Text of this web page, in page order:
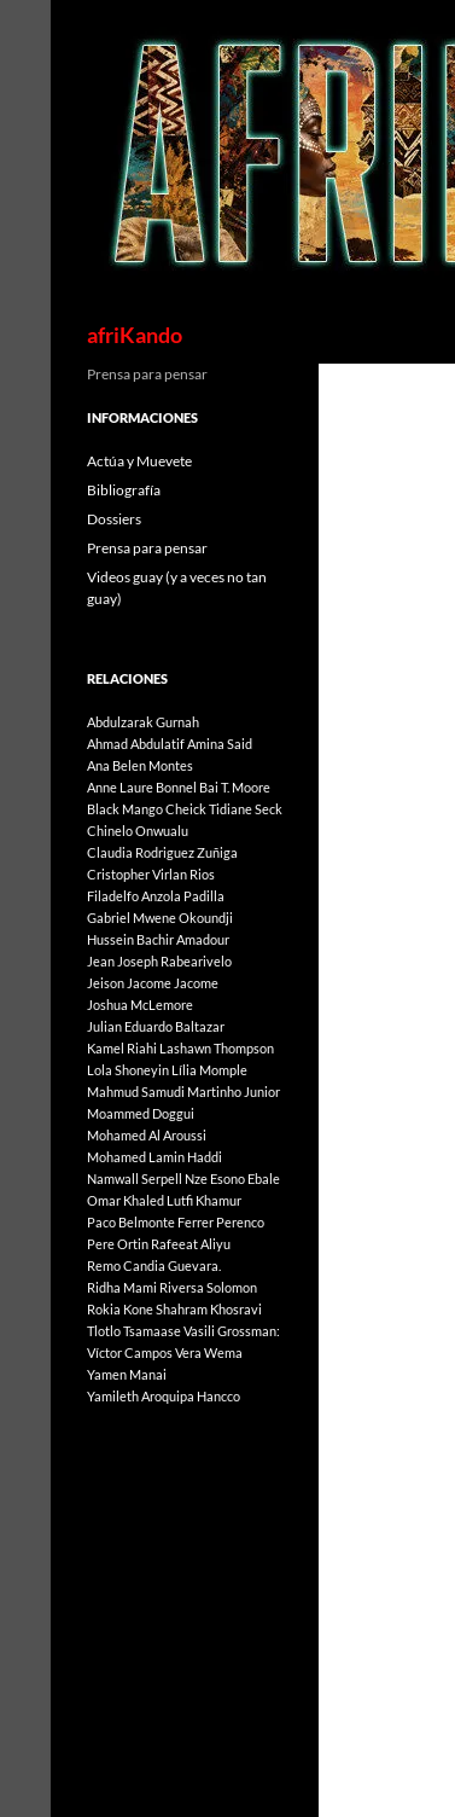
afriKando
Prensa para pensar
INFORMACIONES
Actúa y Muevete
Bibliografía
Dossiers
Prensa para pensar
Videos guay (y a veces no tan
guay)
RELACIONES
Abdulzarak Gurnah
Ahmad AbdulatifAmina Said
Ana Belen Montes
Anne Laure Bonnel Bai T. Moore
Black MangoCheick Tidiane Seck
Chinelo Onwualu
Claudia Rodriguez Zuñiga
Cristopher Virlan Rios
Filadelfo Anzola Padilla
Gabriel Mwene Okoundji
Hussein Bachir Amadour
Jean Joseph Rabearivelo
Jeison Jacome Jacome
Joshua McLemore
Julian Eduardo Baltazar
Kamel Riahi Lashawn Thompson
Lola Shoneyin Lília Momple
Mahmud Samudi Martinho Junior
Moammed Doggui
Mohamed Al Aroussi
Mohamed Lamin Haddi
Namwall Serpell Nze Esono Ebale
Omar Khaled Lutfi Khamur
Paco Belmonte Ferrer Perenco
Pere Ortin Rafeeat Aliyu
Remo Candia Guevara.
Ridha Mami Riversa Solomon
Rokia KoneShahram Khosravi
Tlotlo TsamaaseVasili Grossman:
Víctor Campos Vera Wema
Yamen Manai
Yamileth Aroquipa Hancco